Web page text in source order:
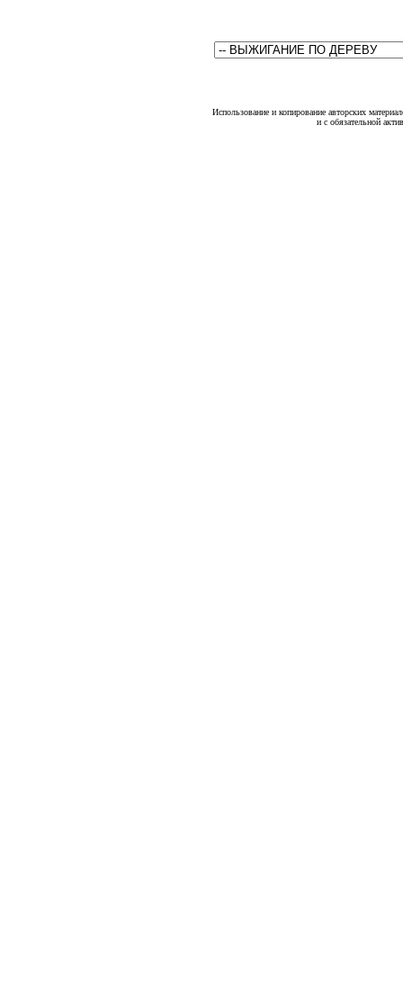
Использование и копирование авторских
и с обязательной